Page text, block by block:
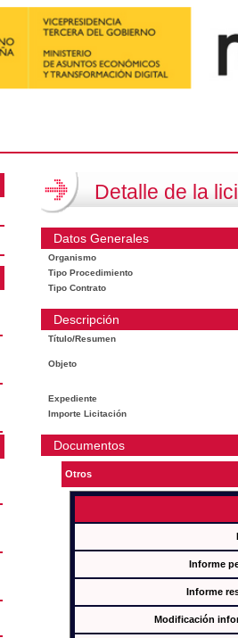
Detalle de la
Datos Generales
Organismo
Tipo Procedimiento
Tipo Contrato
Descripción
Título/Resumen
Objeto
Expediente
Importe Licitación
Documentos
Otros
Informe
Informe
Modificación